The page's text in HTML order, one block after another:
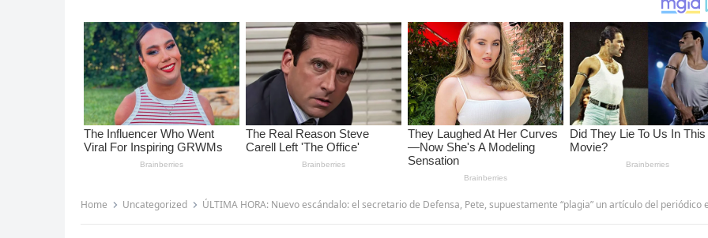
Home Uncategorized ÚLTIMA HORA: Nuevo escándalo: el secretario de Defensa, Pete, supuestamente “plagia” un artículo del periódico estudiantil de Princeton – Creyeron que nadie lo había notado hasta… leer más –